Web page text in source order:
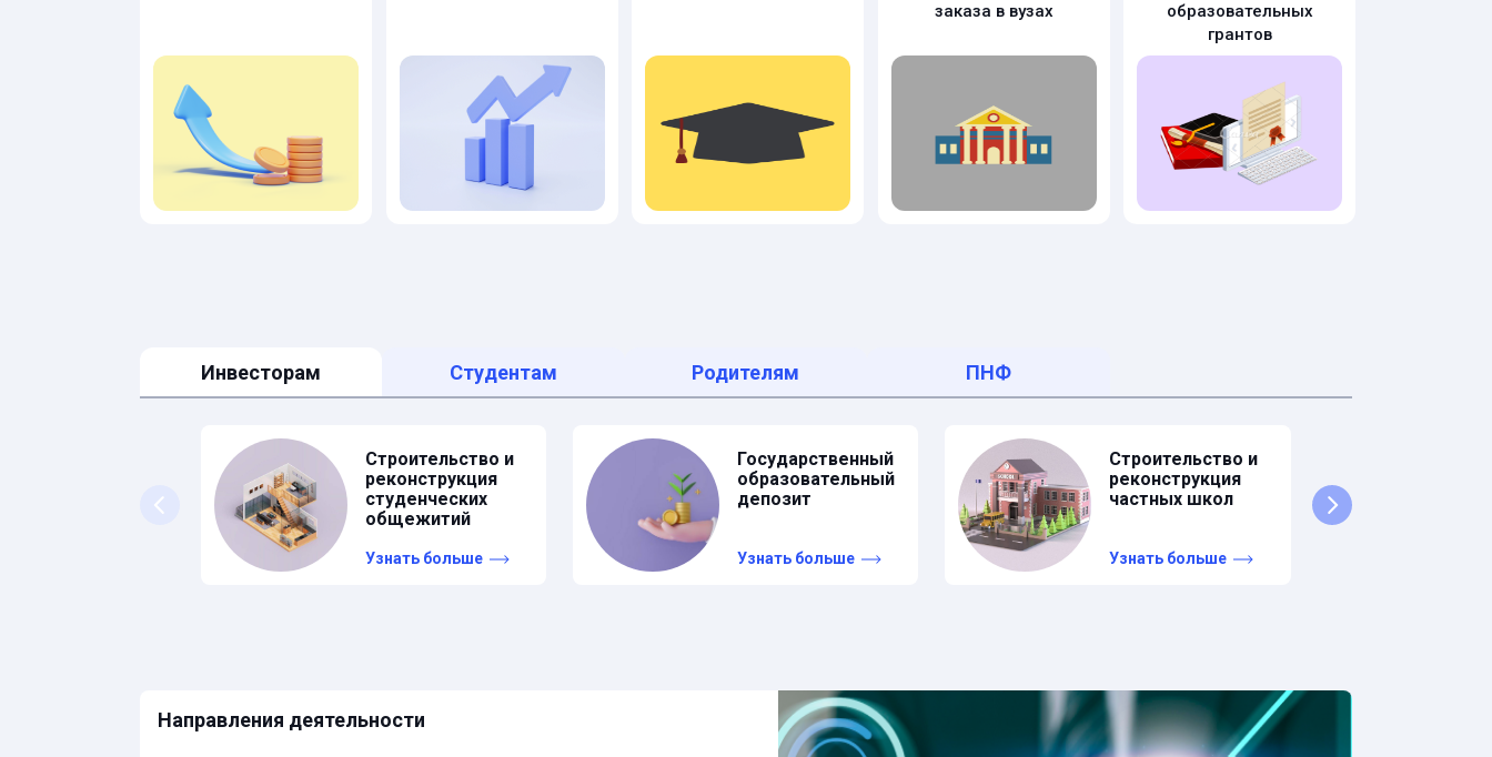
заказа в вузах
образовательных
грантов
Инвесторам Студентам Родителям ПНФ
Строительство и
реконструкция
студенческих
общежитий
Узнать больше
Государственный
образовательный
депозит
Узнать больше
Строительство и
реконструкция
частных школ
Узнать больше
Направления деятельности